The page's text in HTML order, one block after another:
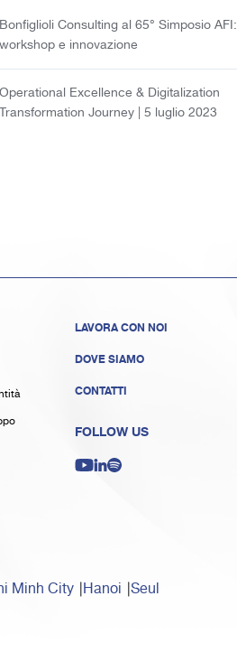
Bonfiglioli Consulting al 65° Simposio AFI:
workshop e innovazione
Operational Excellence & Digitalization
Transformation Journey | 5 luglio 2023
LAVORA CON NOI
DOVE SIAMO
CONTATTI
FOLLOW US
Minh City Hanoi Seul